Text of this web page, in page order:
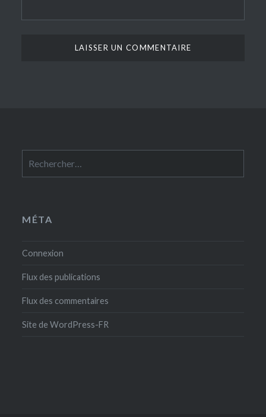
MÉTA
Connexion
Flux des publications
Flux des commentaires
Site de WordPress-FR